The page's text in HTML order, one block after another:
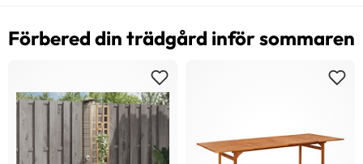
Förbered din trädgård inför sommaren